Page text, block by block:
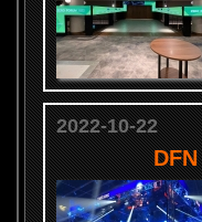
2022-10-22